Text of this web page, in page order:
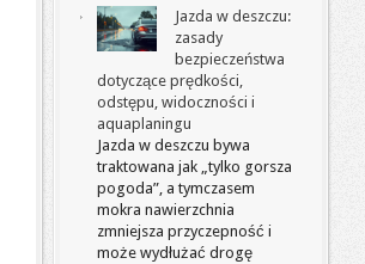
Jazda w deszczu:
zasady
bezpieczeństwa
dotyczące prędkości,
odstępu, widoczności i
aquaplaningu
Jazda w deszczu bywa
traktowana jak „tylko gorsza
pogoda”, a tymczasem
mokra nawierzchnia
zmniejsza przyczepność i
może wydłużać drogę